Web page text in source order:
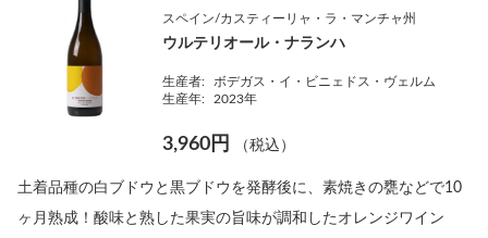
スペイン/カスティーリャ・ラ・マンチャ州
ウルテリオール・ナランハ
生産者:
ボデガス・イ・ビニェドス・ヴェルム
生産年:
2023年
3,960円 （税込）
土着品種の白ブドウと黒ブドウを発酵後に、素焼きの甕などで10
ヶ月熟成！酸味と熟した果実の旨味が調和したオレンジワイン